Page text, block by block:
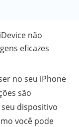
não
eficazes
no seu iPhone
são
dispositivo
você pode